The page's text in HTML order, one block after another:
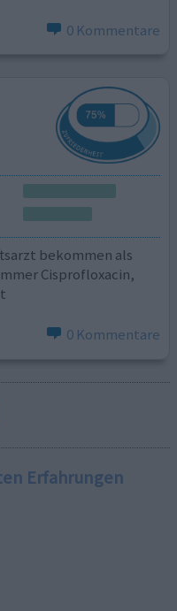
0 Kommentare
bekommen als
Cisprofloxacin,
0 Kommentare
Erfahrungen